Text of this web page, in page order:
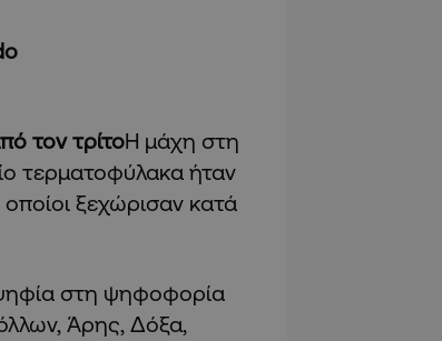
τον τρίτοΗ μάχη στη
τερματοφύλακα ήταν
ξεχώρισαν κατά
στη ψηφοφορία
Άρης, Δόξα,